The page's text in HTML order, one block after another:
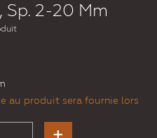
Sp. 2-20 Mm
au produit sera fournie lors